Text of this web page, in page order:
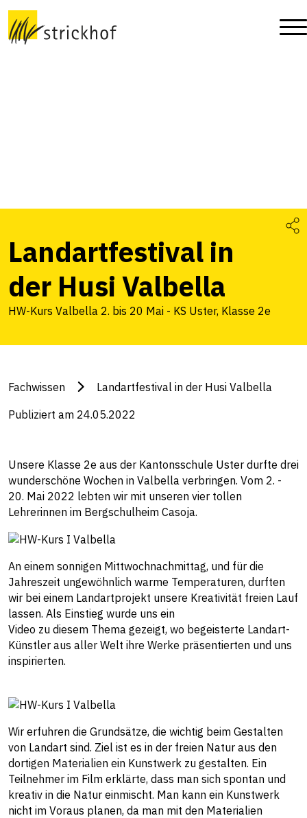
Landartfestival in
der Husi Valbella
HW-Kurs Valbella 2. bis 20 Mai - KS Uster, Klasse 2e
Fachwissen Landartfestival in der Husi Valbella
Publiziert am 24.05.2022
Unsere Klasse 2e aus der Kantonsschule Uster durfte drei
wunderschöne Wochen in Valbella verbringen. Vom 2. -
20. Mai 2022 lebten wir mit unseren vier tollen
Lehrerinnen im Bergschulheim Casoja.
An einem sonnigen Mittwochnachmittag, und für die
Jahreszeit ungewöhnlich warme Temperaturen, durften
wir bei einem Landartprojekt unsere Kreativität freien Lauf
lassen. Als Einstieg wurde uns ein
Video zu diesem Thema gezeigt, wo begeisterte Landart-
Künstler aus aller Welt ihre Werke präsentierten und uns
inspirierten.
Wir erfuhren die Grundsätze, die wichtig beim Gestalten
von Landart sind. Ziel ist es in der freien Natur aus den
dortigen Materialien ein Kunstwerk zu gestalten. Ein
Teilnehmer im Film erklärte, dass man sich spontan und
kreativ in die Natur einmischt. Man kann ein Kunstwerk
nicht im Voraus planen, da man mit den Materialien